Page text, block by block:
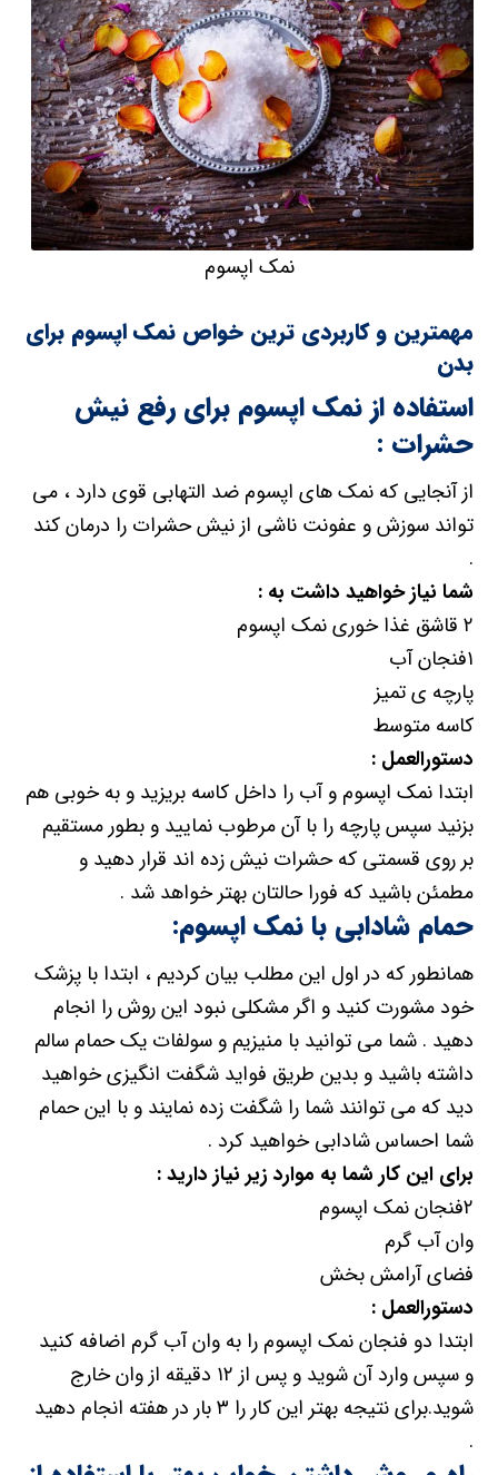
نمک اپسوم
مهمترین و کاربردی ترین خواص نمک اپسوم برای
بدن
استفاده از نمک اپسوم برای رفع نیش
حشرات :
از آنجایی که نمک های اپسوم ضد التهابی قوی دارد ، می
تواند سوزش و عفونت ناشی از نیش حشرات را درمان کند
.
شما نیاز خواهید داشت به :
۲ قاشق غذا خوری نمک اپسوم
۱فنجان آب
پارچه ی تمیز
کاسه متوسط
دستورالعمل :
ابتدا نمک اپسوم و آب را داخل کاسه بریزید و به خوبی هم
بزنید سپس پارچه را با آن مرطوب نمایید و بطور مستقیم
بر روی قسمتی که حشرات نیش زده اند قرار دهید و
مطمئن باشید که فورا حالتان بهتر خواهد شد .
حمام شادابی با نمک اپسوم:
همانطور که در اول این مطلب بیان کردیم ، ابتدا با پزشک
خود مشورت کنید و اگر مشکلی نبود این روش را انجام
دهید . شما می توانید با منیزیم و سولفات یک حمام سالم
داشته باشید و بدین طریق فواید شگفت انگیزی خواهید
دید که می توانند شما را شگفت زده نمایند و با این حمام
شما احساس شادابی خواهید کرد .
برای این کار شما به موارد زیر نیاز دارید :
۲فنجان نمک اپسوم
وان آب گرم
فضای آرامش بخش
دستورالعمل :
ابتدا دو فنجان نمک اپسوم را به وان آب گرم اضافه کنید
و سپس وارد آن شوید و پس از ۱۲ دقیقه از وان خارج
شوید.برای نتیجه بهتر این کار را ۳ بار در هفته انجام دهید
.